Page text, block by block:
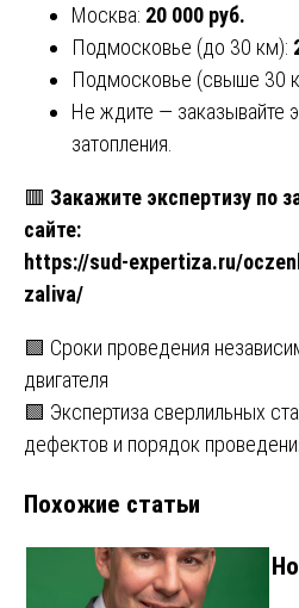
Москва: 20 000 руб.
Подмосковье (до 30 км):
Подмосковье (свыше 30
Не ждите — заказывайте
затопления.
🟥 Закажите экспертизу по
сайте:
https://sud-expertiza.ru/
zaliva/
Навигация
по
записям
🟩 Сроки проведения
двигателя
🟩 Экспертиза сверлильных
дефектов и порядок
Похожие статьи